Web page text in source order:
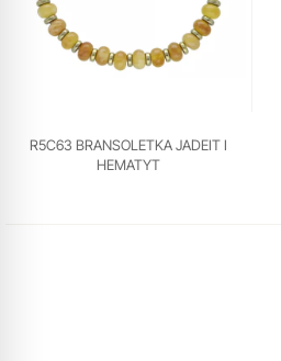
R5C63 BRANSOLETKA JADEIT I
HEMATYT